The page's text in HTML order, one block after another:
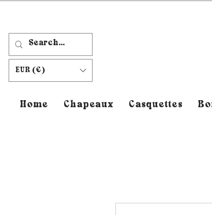
EUR (€)
Home Chapeaux Casquettes